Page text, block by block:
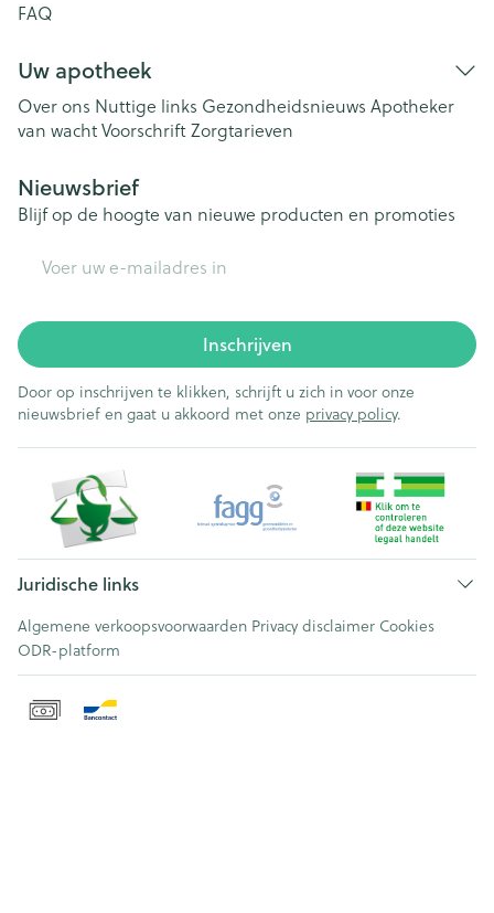
FAQ
Uw apotheek
Over ons Nuttige links Gezondheidsnieuws Apotheker
van wachtVoorschriftZorgtarieven
Nieuwsbrief
Blijf op de hoogte van nieuwe producten en promoties
Inschrijven
Door op inschrijven te klikken, schrijft u zich in voor onze
nieuwsbrief en gaat u akkoord met onze privacy policy.
Juridische links
Algemene verkoopsvoorwaarden Privacy disclaimer Cookies
ODR-platform